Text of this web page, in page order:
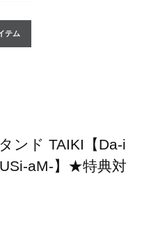
テム
ンド TAIKI【Da-i
aM-】★特典対